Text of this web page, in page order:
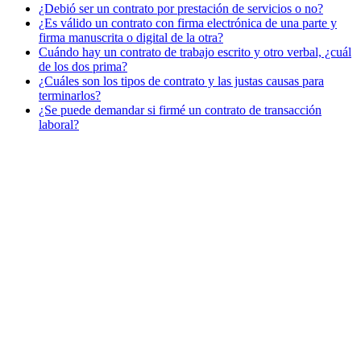
¿Debió ser un contrato por prestación de servicios o no?
¿Es válido un contrato con firma electrónica de una parte y
firma manuscrita o digital de la otra?
Cuándo hay un contrato de trabajo escrito y otro verbal, ¿cuál
de los dos prima?
¿Cuáles son los tipos de contrato y las justas causas para
terminarlos?
¿Se puede demandar si firmé un contrato de transacción
laboral?